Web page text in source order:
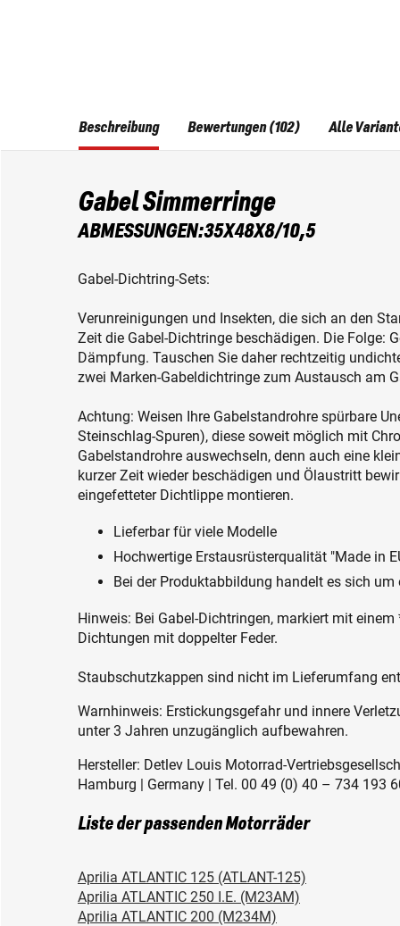
Beschreibung
Gabel Simmerringe
ABMESSUNGEN:35X48X8/10,5
Gabel-Dichtring-Sets:
Verunreinigungen und Insekten, die sich an den
Zeit die Gabel-Dichtringe beschädigen. Die Folge:
Dämpfung. Tauschen Sie daher rechtzeitig
zwei Marken-Gabeldichtringe zum Austausch am
Achtung: Weisen Ihre Gabelstandrohre spürbare
Steinschlag-Spuren), diese soweit möglich mit
Gabelstandrohre auswechseln, denn auch eine
kurzer Zeit wieder beschädigen und Ölaustritt
eingefetteter Dichtlippe montieren.
Lieferbar für viele Modelle
Hochwertige Erstausrüsterqualität "Made in
Bei der Produktabbildung handelt es sich um
Hinweis: Bei Gabel-Dichtringen, markiert mit
Dichtungen mit doppelter Feder.
Staubschutzkappen sind nicht im Lieferumfang
Warnhinweis: Erstickungsgefahr und innere
unter 3 Jahren unzugänglich aufbewahren.
Hersteller: Detlev Louis Motorrad-
Hamburg | Germany | Tel. 00 49 (0) 40 – 734 193
Liste der passenden Motorräder
Aprilia ATLANTIC 125 (ATLANT-125)
Aprilia ATLANTIC 250 I.E. (M23AM)
Aprilia ATLANTIC 200 (M234M)
Bewertungen (102) Alle